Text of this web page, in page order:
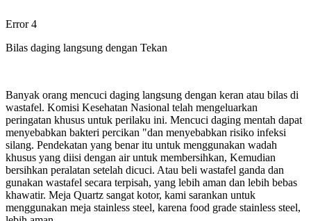
Error 4
Bilas daging langsung dengan Tekan
Banyak orang mencuci daging langsung dengan keran atau bilas di
wastafel. Komisi Kesehatan Nasional telah mengeluarkan
peringatan khusus untuk perilaku ini. Mencuci daging mentah dapat
menyebabkan bakteri percikan "dan menyebabkan risiko infeksi
silang. Pendekatan yang benar itu untuk menggunakan wadah
khusus yang diisi dengan air untuk membersihkan, Kemudian
bersihkan peralatan setelah dicuci. Atau beli wastafel ganda dan
gunakan wastafel secara terpisah, yang lebih aman dan lebih bebas
khawatir. Meja Quartz sangat kotor, kami sarankan untuk
menggunakan meja stainless steel, karena food grade stainless steel,